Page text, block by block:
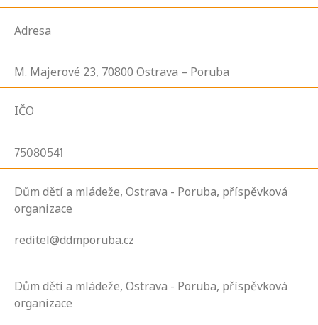
Adresa
M. Majerové 23, 70800 Ostrava – Poruba
IČO
75080541
Dům dětí a mládeže, Ostrava - Poruba, příspěvková
organizace
reditel@ddmporuba.cz
Dům dětí a mládeže, Ostrava - Poruba, příspěvková
organizace